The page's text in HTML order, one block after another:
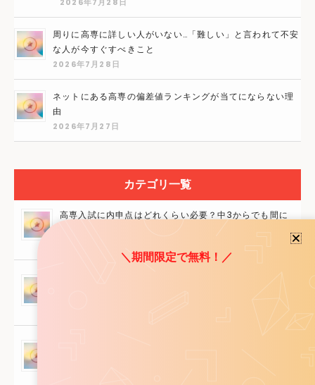
2026年7月28日
周りに高専に詳しい人がいない…「難しい」と言われて不安
な人が今すぐすべきこと
2026年7月28日
ネットにある高専の偏差値ランキングが当てにならない理
由
2026年7月27日
カテゴリ一覧
高専入試に内申点はどれくらい必要？中3からでも間に
地元の塾に高専のデータがない？そんな時にすぐ実践す
＼期間限定で無料！／